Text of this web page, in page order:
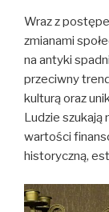
Wraz z
zmianami
na antyki
przeciwny
kulturą oraz
Ludzie
wartości
historyczną,